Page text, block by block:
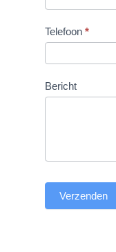
Telefoon *
Bericht
Verzenden